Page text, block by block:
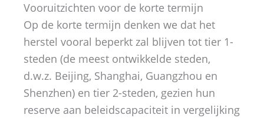
Vooruitzichten voor de korte termijn
Op de korte termijn denken we dat het
herstel vooral beperkt zal blijven tot tier 1-
steden (de meest ontwikkelde steden,
d.w.z. Beijing, Shanghai, Guangzhou en
Shenzhen) en tier 2-steden, gezien hun
reserve aan beleidscapaciteit in vergelijking